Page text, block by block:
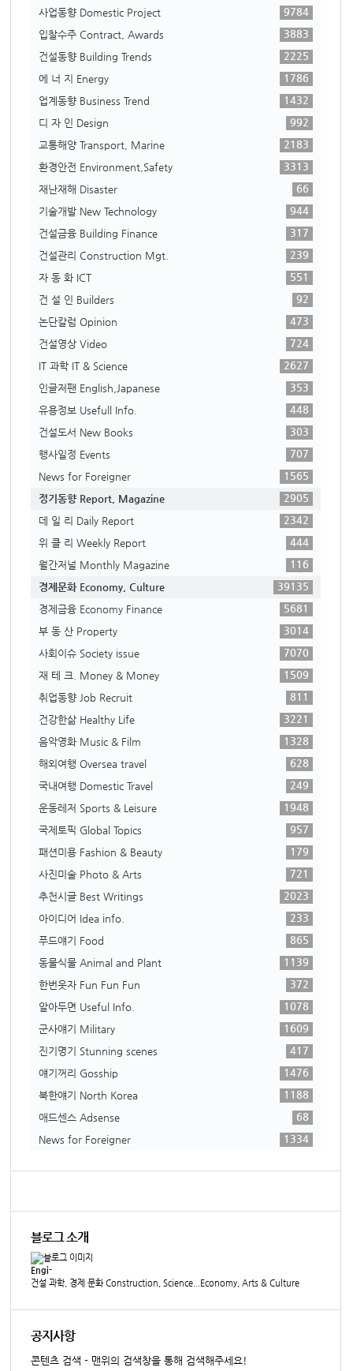
사업동향 Domestic Project
9784
입찰수주 Contract, Awards
3883
건설동향 Building Trends
2225
에 너 지 Energy
1786
업계동향 Business Trend
1432
디 자 인 Design
992
교통해양 Transport, Marine
2183
환경안전 Environment,Safety
3313
재난재해 Disaster
66
기술개발 New Technology
944
건설금융 Building Finance
317
건설관리 Construction Mgt.
239
자 동 화 ICT
551
건 설 인 Builders
92
논단칼럼 Opinion
473
건설영상 Video
724
IT 과학 IT & Science
2627
인글저팬 English,Japanese
353
유용정보 Usefull Info.
448
건설도서 New Books
303
행사일정 Events
707
News for Foreigner
1565
정기동향 Report, Magazine
2905
데 일 리 Daily Report
2342
위 클 리 Weekly Report
444
월간저널 Monthly Magazine
116
경제문화 Economy, Culture
39135
경제금융 Economy Finance
5681
부 동 산 Property
3014
사회이슈 Society issue
7070
재 테 크. Money & Money
1509
취업동향 Job Recruit
811
건강한삶 Healthy Life
3221
음악영화 Music & Film
1328
해외여행 Oversea travel
628
국내여행 Domestic Travel
249
운동레저 Sports & Leisure
1948
국제토픽 Global Topics
957
패션미용 Fashion & Beauty
179
사진미술 Photo & Arts
721
추천시글 Best Writings
2023
아이디어 Idea info.
233
푸드얘기 Food
865
동물식물 Animal and Plant
1139
한번웃자 Fun Fun Fun
372
알아두면 Useful Info.
1078
군사얘기 Military
1609
진기명기 Stunning scenes
417
얘기꺼리 Gosship
1476
북한얘기 North Korea
1188
애드센스 Adsense
68
News for Foreigner
1334
블로그 소개
Engi-
건설 과학, 경제 문화 Construction, Science...Economy, Arts & Culture
공지사항
콘텐츠 검색 - 맨위의 검색창을 통해 검색해주세요!